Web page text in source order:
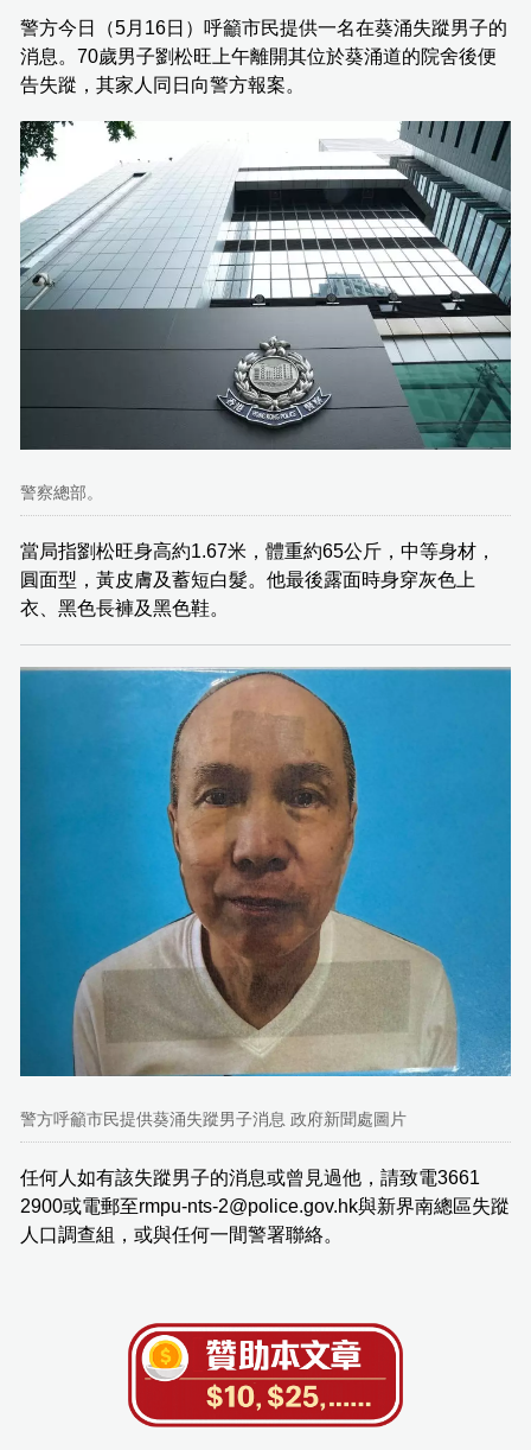
警方今日（5月16日）呼籲市民提供一名在葵涌失蹤男子的
消息。70歲男子劉松旺上午離開其位於葵涌道的院舍後便
告失蹤，其家人同日向警方報案。
警察總部。
當局指劉松旺身高約1.67米，體重約65公斤，中等身材，
圓面型，黃皮膚及蓄短白髮。他最後露面時身穿灰色上
衣、黑色長褲及黑色鞋。
警方呼籲市民提供葵涌失蹤男子消息 政府新聞處圖片
任何人如有該失蹤男子的消息或曾見過他，請致電3661
2900或電郵至rmpu-nts-2@police.gov.hk與新界南總區失蹤
人口調查組，或與任何一間警署聯絡。